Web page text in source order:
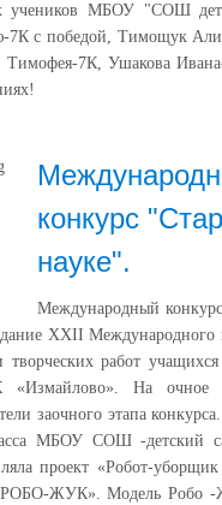
учеников МБОУ "СОШ
7К с победой, Тимощук
Тимофея-7К, Ушакова
конкурс
науке".
Международный
XXII Международного
творческих работ
«Измайлово». На очное
заочного этапа
МБОУ СОШ -детский
проект «Робот-
РОБО-ЖУК». Модель Робо -